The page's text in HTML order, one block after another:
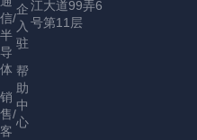
信/
半
导
体
销
售/
客
企
入
驻
帮
助
中
心
江大道99弄6
号第11层